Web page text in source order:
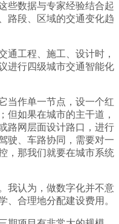
些数据与专家经验结合起
路段、区域的交通变化趋
工程、施工、设计时，
进行四级城市交通智能化
作单一节点，设一个红
但如果在城市的主干道，
路网层面设计路口，进行
驶、车路协同，需要对一
，那我们就要在城市系统
认为，做数字化并不意
、合理地分配建设费用。